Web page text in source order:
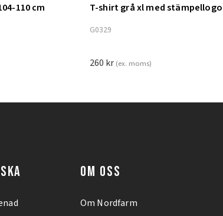
Lägg till i varukorg
110 cm T-shirt grå xl med
G0329
260 kr (ex. moms)
OM OSS
Om Nordfarm